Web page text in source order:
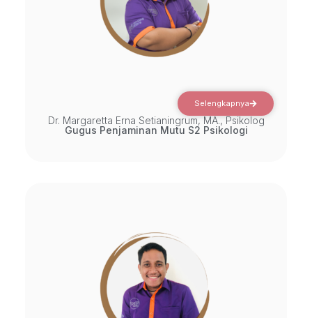
Selengkapnya
Dr. Margaretta Erna Setianingrum, MA., Psikolog
Gugus Penjaminan Mutu S2 Psikologi